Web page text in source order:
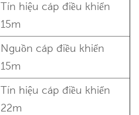
Tín hiệu cáp điều khiển
15m
Nguồn cáp điều khiển
15m
Tín hiệu cáp điều khiển
22m